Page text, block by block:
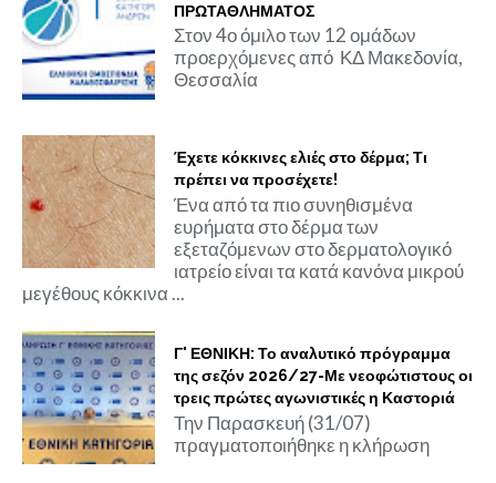
ΠΡΩΤΑΘΛΗΜΑΤΟΣ
Στον 4ο όμιλο των 12 ομάδων
προερχόμενες από ΚΔ Μακεδονία,
Θεσσαλία
Έχετε κόκκινες ελιές στο δέρμα; Τι
πρέπει να προσέχετε!
Ένα από τα πιο συνηθισμένα
ευρήματα στο δέρμα των
εξεταζόμενων στο δερματολογικό
ιατρείο είναι τα κατά κανόνα μικρού
μεγέθους κόκκινα ...
Γ' ΕΘΝΙΚΗ: Το αναλυτικό πρόγραμμα
της σεζόν 2026/27-Με νεοφώτιστους οι
τρεις πρώτες αγωνιστικές η Καστοριά
Την Παρασκευή (31/07)
πραγματοποιήθηκε η κλήρωση